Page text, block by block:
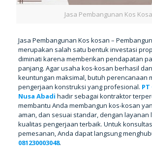
Jasa Pembangunan Kos
Jasa Pembangunan Kos kosan –
merupakan salah satu bentuk investasi
diminati karena memberikan pendapatan
panjang. Agar usaha kos-kosan berhasil
keuntungan maksimal, butuh perencanaan
pengerjaan konstruksi yang profesional.
Nusa Abadi hadir sebagai kontraktor
membantu Anda membangun kos-kosan
aman, dan sesuai standar, dengan layanan
kualitas pengerjaan terbaik. Untuk
pemesanan, Anda dapat langsung
081230003048.